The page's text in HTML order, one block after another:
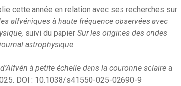
cette année en relation avec ses recherches sur
alfvéniques à haute fréquence observées avec
suivi du papier Sur les origines des ondes
astrophysique
à petite échelle dans la couronne solaire a
DOI : 10.1038/s41550-025-02690-9